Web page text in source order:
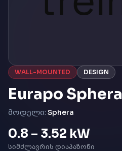
WALL-MOUNTED DESIGN
Eurapo Sphera
მოდელი: Sphera
0.8 – 3.52 kW
ᲡᲘᲛᲫᲚᲐᲕᲠᲘᲡ ᲓᲘᲐᲞᲐᲖᲝᲜᲘ